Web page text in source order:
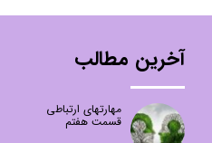
آخرین مطالب
مهارتهای ارتباطی
قسمت هفتم